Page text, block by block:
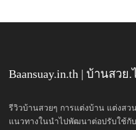
Baansuay.in.th | บ้านสวย.
รีวิวบ้านสวยๆ การแต่งบ้าน แต่งสว
แนวทางในนำไปพัฒนาต่อปรับใช้กั